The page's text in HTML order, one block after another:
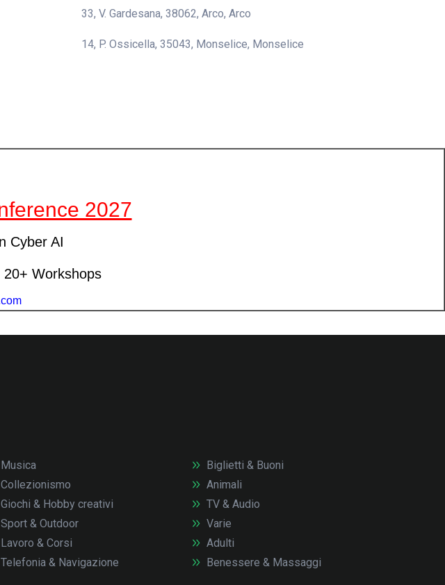
33, V. Gardesana, 38062, Arco, Arco
14, P. Ossicella, 35043, Monselice, Monselice
Musica
Collezionismo
Giochi & Hobby creativi
Sport & Outdoor
Lavoro & Corsi
Telefonia & Navigazione
Biglietti & Buoni
Animali
TV & Audio
Varie
Adulti
Benessere & Massaggi